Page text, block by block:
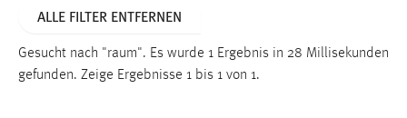
ALLE FILTER ENTFERNEN
Gesucht nach "raum". Es wurde 1 Ergebnis in 28 Millisekunden
gefunden. Zeige Ergebnisse 1 bis 1 von 1.
Funktionen und sind für die einwandfreie Funktion der
Einverständnis